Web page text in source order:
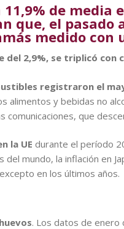
de media
que, el pasado
medido con
del 2,9%, se triplicó con
registraron el
y bebidas no
que
la UE durante el período
mundo, la inflación en
en los últimos años.
. Los datos de enero